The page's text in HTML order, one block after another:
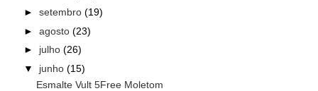
► setembro (19)
► agosto (23)
► julho (26)
▼ junho (15)
Esmalte Vult 5Free Moletom